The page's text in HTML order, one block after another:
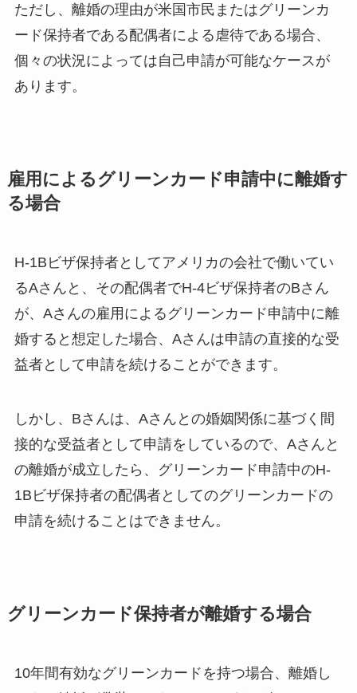
ただし、離婚の理由が米国市民またはグリーンカ
ード保持者である配偶者による虐待である場合、
個々の状況によっては自己申請が可能なケースが
あります。
雇用によるグリーンカード申請中に離婚す
る場合
H-1Bビザ保持者としてアメリカの会社で働いてい
るAさんと、その配偶者でH-4ビザ保持者のBさん
が、Aさんの雇用によるグリーンカード申請中に離
婚すると想定した場合、Aさんは申請の直接的な受
益者として申請を続けることができます。
しかし、Bさんは、Aさんとの婚姻関係に基づく間
接的な受益者として申請をしているので、Aさんと
の離婚が成立したら、グリーンカード申請中のH-
1Bビザ保持者の配偶者としてのグリーンカードの
申請を続けることはできません。
グリーンカード保持者が離婚する場合
10年間有効なグリーンカードを持つ場合、離婚し